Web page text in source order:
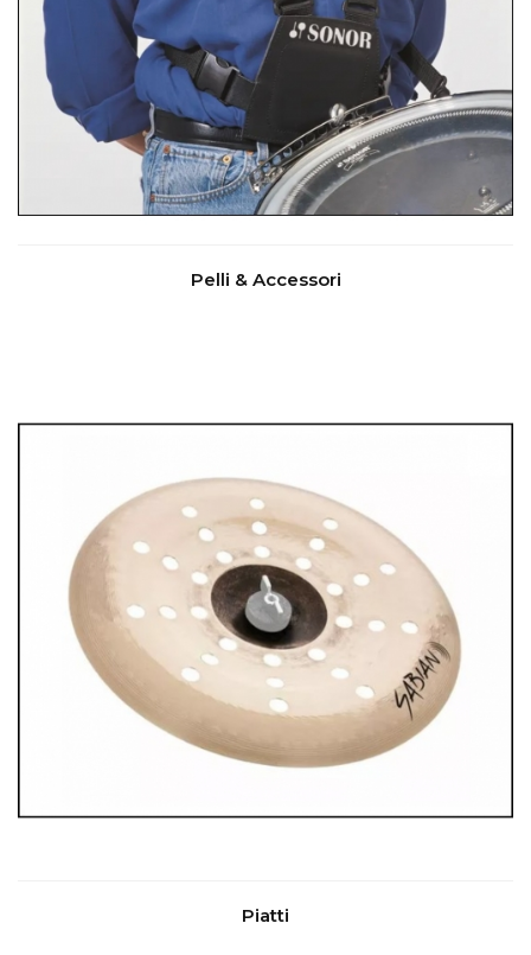
Pelli & Accessori
Piatti